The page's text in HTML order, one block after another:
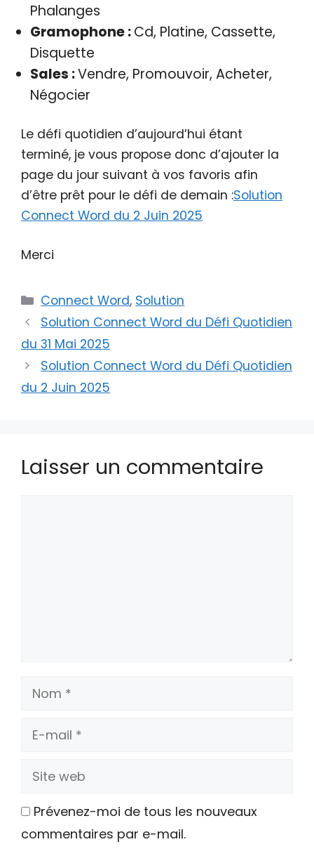
Phalanges
Gramophone :Cd, Platine, Cassette,
Disquette
Sales :Vendre, Promouvoir, Acheter,
Négocier
Le défi quotidien d’aujourd’hui étant
terminé, je vous propose donc d’ajouter la
page du jour suivant à vos favoris afin
d’être prêt pour le défi de demain :Solution
Connect Word du 2 Juin 2025
Merci
Catégories
Connect Word, Solution
Solution Connect Word du Défi Quotidien
du 31 Mai 2025
Solution Connect Word du Défi Quotidien
du 2 Juin 2025
Laisser un commentaire
Nom
E-
Site
Prévenez-moi de tous les nouveaux
commentaires par e-mail.